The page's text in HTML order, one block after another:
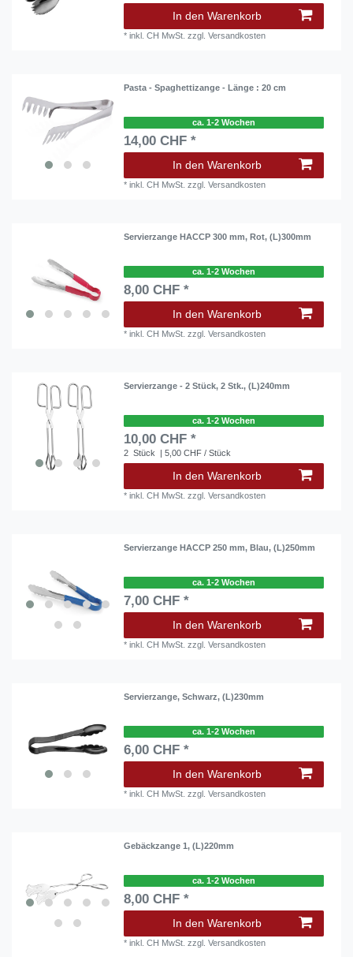
In den Warenkorb
*inkl. CH MwSt. zzgl.Versandkosten
Pasta - Spaghettizange - Länge : 20 cm
ca. 1-2 Wochen
14,00 CHF *
In den Warenkorb
*inkl. CH MwSt. zzgl.Versandkosten
Servierzange HACCP 300 mm, Rot, (L)300mm
ca. 1-2 Wochen
8,00 CHF *
In den Warenkorb
*inkl. CH MwSt. zzgl.Versandkosten
Servierzange - 2 Stück, 2 Stk., (L)240mm
ca. 1-2 Wochen
10,00 CHF *
2 Stück | 5,00 CHF / Stück
In den Warenkorb
*inkl. CH MwSt. zzgl.Versandkosten
Servierzange HACCP 250 mm, Blau, (L)250mm
ca. 1-2 Wochen
7,00 CHF *
In den Warenkorb
*inkl. CH MwSt. zzgl.Versandkosten
Servierzange, Schwarz, (L)230mm
ca. 1-2 Wochen
6,00 CHF *
In den Warenkorb
*inkl. CH MwSt. zzgl.Versandkosten
Gebäckzange 1, (L)220mm
ca. 1-2 Wochen
8,00 CHF *
In den Warenkorb
*inkl. CH MwSt. zzgl.Versandkosten